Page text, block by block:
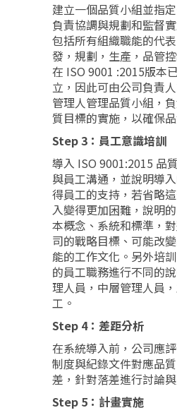
建立一個品質小組並指
負責協調與規劃和監督
包括所有組織職能的代
發，規劃，生產，品管
在 ISO 9001 :2015版本
立，因此可由公司負責
管理人管理品質小組，
質目標的實施，以確保
Step 3：員工意識培訓
導入 ISO 9001:2015 品
與員工溝通，並說明導
得員工的支持，若省略
入變得更加困難，說明
本概念、系統和標準，
司的戰略目標、可能改
能的工作文化。另外培
的員工職務進行不同的
理人員，中層管理人員
工。
Step 4：差距分析
在系統導入前，公司應
制度與紀錄文件對應品
差，針對落差進行討論
Step 5：計畫實施